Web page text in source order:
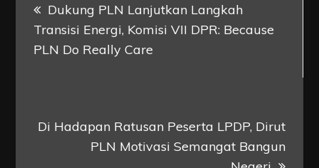
navigation
Dukung PLN Lanjutkan Langkah
Transisi Energi, Komisi VII DPR: Because
PLN Do Really Care
Di Hadapan Ratusan Peserta LPDP, Dirut
PLN Motivasi Semangat Bangun